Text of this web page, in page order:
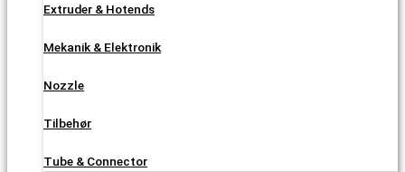
Extruder & Hotends
Mekanik & Elektronik
Nozzle
Tilbehør
Tube & Connector